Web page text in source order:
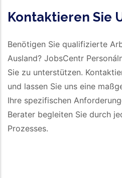
Kontaktieren Sie
Benötigen Sie qualifizierte
Ausland? JobsCentr
Sie zu unterstützen.
und lassen Sie uns eine
Ihre spezifischen
Berater begleiten Sie durch
Prozesses.